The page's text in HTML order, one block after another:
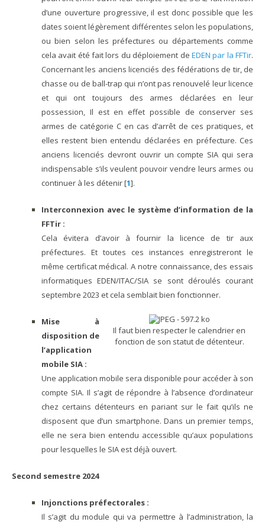
d’une ouverture progressive, il est donc possible que les
dates soient légèrement différentes selon les populations,
ou bien selon les préfectures ou départements comme
cela avait été fait lors du déploiement de EDEN par la FFTir.
Concernant les anciens licenciés des fédérations de tir, de
chasse ou de ball-trap qui n’ont pas renouvelé leur licence
et qui ont toujours des armes déclarées en leur
possession, Il est en effet possible de conserver ses
armes de catégorie C en cas d’arrêt de ces pratiques, et
elles restent bien entendu déclarées en préfecture. Ces
anciens licenciés devront ouvrir un compte SIA qui sera
indispensable s’ils veulent pouvoir vendre leurs armes ou
continuer à les détenir[1].
Interconnexion avec le système d’information de la
FFTir :
Cela évitera d’avoir à fournir la licence de tir aux
préfectures. Et toutes ces instances enregistreront le
même certificat médical. A notre connaissance, des essais
informatiques EDEN/ITAC/SIA se sont déroulés courant
septembre 2023 et cela semblait bien fonctionner.
Il faut bien respecter le calendrier en
fonction de son statut de détenteur.
Mise à
disposition de
l’application
mobile SIA :
Une application mobile sera disponible pour accéder à son
compte SIA. Il s’agit de répondre à l’absence d’ordinateur
chez certains détenteurs en pariant sur le fait qu’ils ne
disposent que d’un smartphone. Dans un premier temps,
elle ne sera bien entendu accessible qu’aux populations
pour lesquelles le SIA est déjà ouvert.
Second semestre 2024
Injonctions préfectorales :
Il s’agit du module qui va permettre à l’administration, la